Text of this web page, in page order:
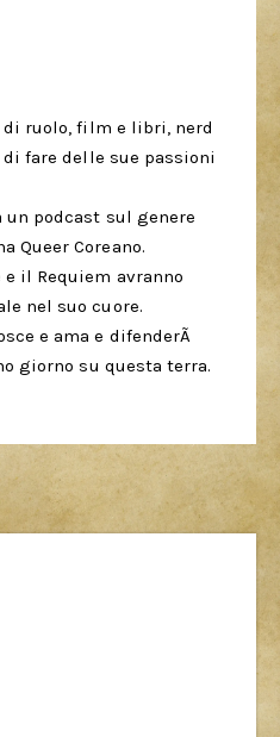
ruolo, film e libri, nerd
fare delle sue passioni
un podcast sul genere
Queer Coreano.
il Requiem avranno
nel suo cuore.
e ama e difenderÃ
giorno su questa terra.